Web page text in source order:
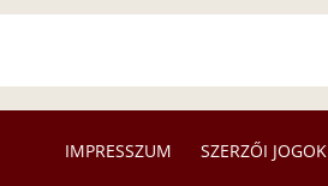
IMPRESSZUM SZERZŐI JOGOK